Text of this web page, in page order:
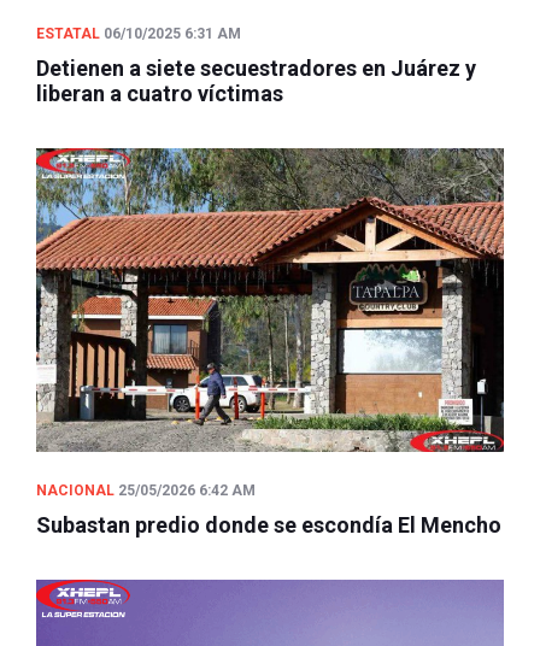
ESTATAL 06/10/2025 6:31 AM
Detienen a siete secuestradores en Juárez y
liberan a cuatro víctimas
NACIONAL 25/05/2026 6:42 AM
Subastan predio donde se escondía El Mencho